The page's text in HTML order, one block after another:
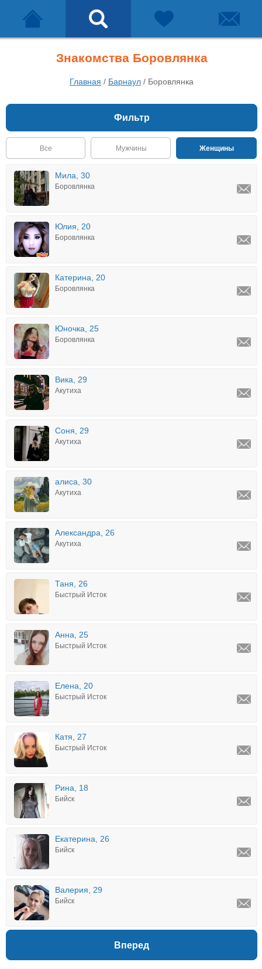
Знакомства Боровлянка
Главная / Барнаул / Боровлянка
Фильтр
Все Мужчины Женщины
Мила, 30
Боровлянка
Юлия, 20
Боровлянка
Катерина, 20
Боровлянка
Юночка, 25
Боровлянка
Вика, 29
Акутиха
Соня, 29
Акутиха
алиса, 30
Акутиха
Александра, 26
Акутиха
Таня, 26
Быстрый Исток
Анна, 25
Быстрый Исток
Елена, 20
Быстрый Исток
Катя, 27
Быстрый Исток
Рина, 18
Бийск
Екатерина, 26
Бийск
Валерия, 29
Бийск
Вперед